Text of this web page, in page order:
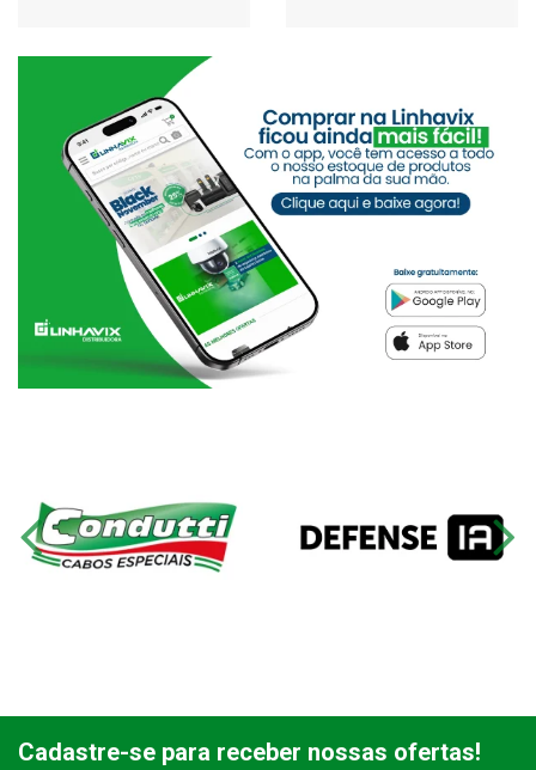
Cadastre-se para receber nossas ofertas!